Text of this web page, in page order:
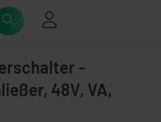
-
48V, VA,